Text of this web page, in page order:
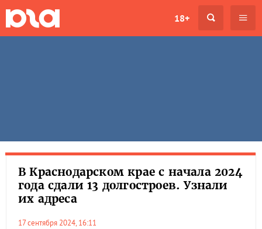
18+
В Краснодарском крае с начала 2024
года сдали 13 долгостроев. Узнали
их адреса
17 сентября 2024, 16:11